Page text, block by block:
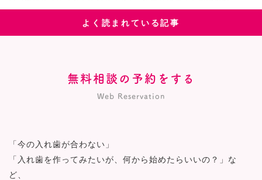
よく読まれている記事
無料相談の予約をする
Web Reservation
「今の入れ歯が合わない」
「入れ歯を作ってみたいが、何から始めたらいいの？」な
ど、